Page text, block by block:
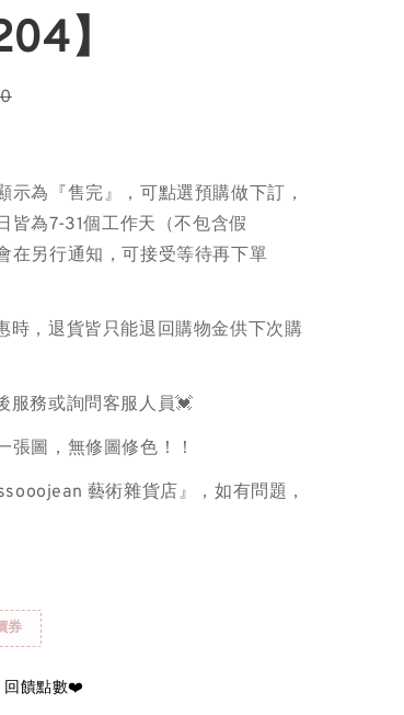
】
示為『售完』，可點選預購做下訂，
皆為7-31個工作天（不包含假
在另行通知，可接受等待再下單
，退貨皆只能退回購物金供下次購
服務或詢問客服人員💓
張圖，無修圖修色！！
藝術雜貨店』，如有問題，
券
回饋點數❤️